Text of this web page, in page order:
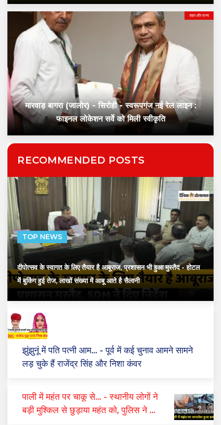
शहर और राज्य
मारवाड़ बागरा (जालोर) - सिरोही - स्वरूपगंज नई रेल लाइन :
फाइनल लोकेशन सर्वे को मिली स्वीकृति
RECOMMENDED POSTS
TOP NEWS
दीपोत्सव के स्वागत के लिए तैयार है आबूराज, प्रशासन भी हुआ मुस्तैद- होटल
में बुकिंग हुई तेज, लाखों संख्या में आबू आते है सैलानी
झुंझुनूं में पति पत्नी आम... - पूर्व में कई चुनाव आमने सामने
लड़ चुके हैं राजेंद्र सिंह और निशा कंवर
पाली में महंत पर चाकू से... - स्थानीय लोगों ने
बड़ी मुश्किल से छुड़ाया महंत को, पुलिस ने दो